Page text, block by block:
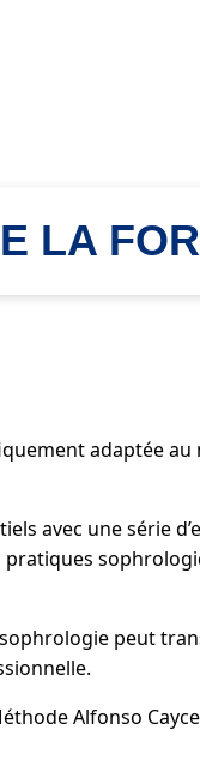
LA
adaptée
avec une série
peut
Alfonso